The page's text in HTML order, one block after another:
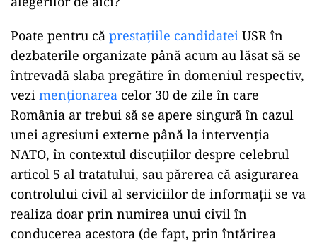
Poate pentru că prestațiile candidatei USR în
dezbaterile organizate până acum au lăsat să se
întrevadă slaba pregătire în domeniul respectiv,
vezi menționarea celor 30 de zile în care
România ar trebui să se apere singură în cazul
unei agresiuni externe până la intervenția
NATO, în contextul discuțiilor despre celebrul
articol 5 al tratatului, sau părerea că asigurarea
controlului civil al serviciilor de informații se va
realiza doar prin numirea unui civil în
conducerea acestora (de fapt, prin întărirea